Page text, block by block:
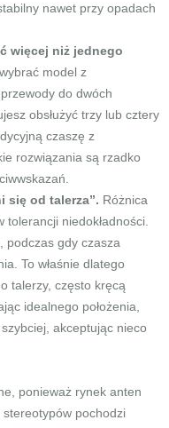
nawet przy opadach
więcej niż jednego
model z
do dwóch
obsłużyć trzy lub cztery
czaszę z
rozwiązania są rzadko
się od talerza”. Różnica
niedokładności.
podczas gdy czasza
To właśnie dlatego
talerzy, często kręcą
idealnego położenia,
akceptując nieco
ponieważ rynek anten
stereotypów pochodzi